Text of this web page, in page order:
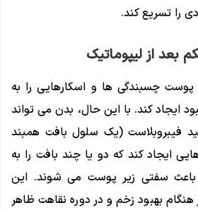
را تسریع کند.
از لیپوماتیک
چسبندگی ها و اسکارهایی را به
ایجاد کند. با این حال، بدن می تواند
فیبروبلاست (یک سلول بافت همبند
ایجاد کند که دو یا چند بافت را به
سفتی زیر پوست می شوند. این
بهبود زخم و در دوره نقاهت ظاهر